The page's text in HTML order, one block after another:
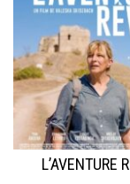
L’AVENTURE